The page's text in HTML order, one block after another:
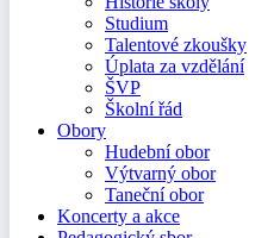
Studium
Talentové zkoušky
Úplata za vzdělání
ŠVP
Školní řád
Obory
Hudební obor
Výtvarný obor
Taneční obor
Koncerty a akce